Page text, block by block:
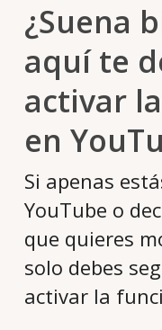
¿Suena
aquí te
activar
en
Si apenas
YouTube o
que quieres
solo debes
activar la